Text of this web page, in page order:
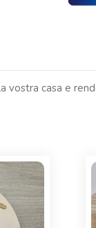
casa e